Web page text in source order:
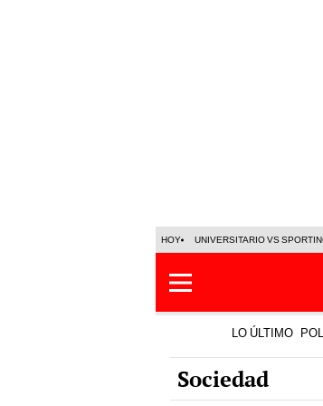
HOY UNIVERSITARIO VS
LO ÚLTIMO
Sociedad